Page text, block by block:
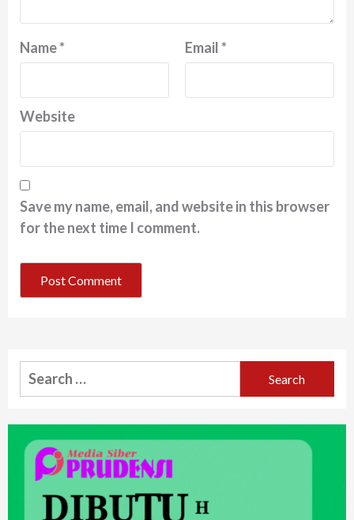
Name* Email*
Website
Save my name, email, and website in this browser
for the next time I comment.